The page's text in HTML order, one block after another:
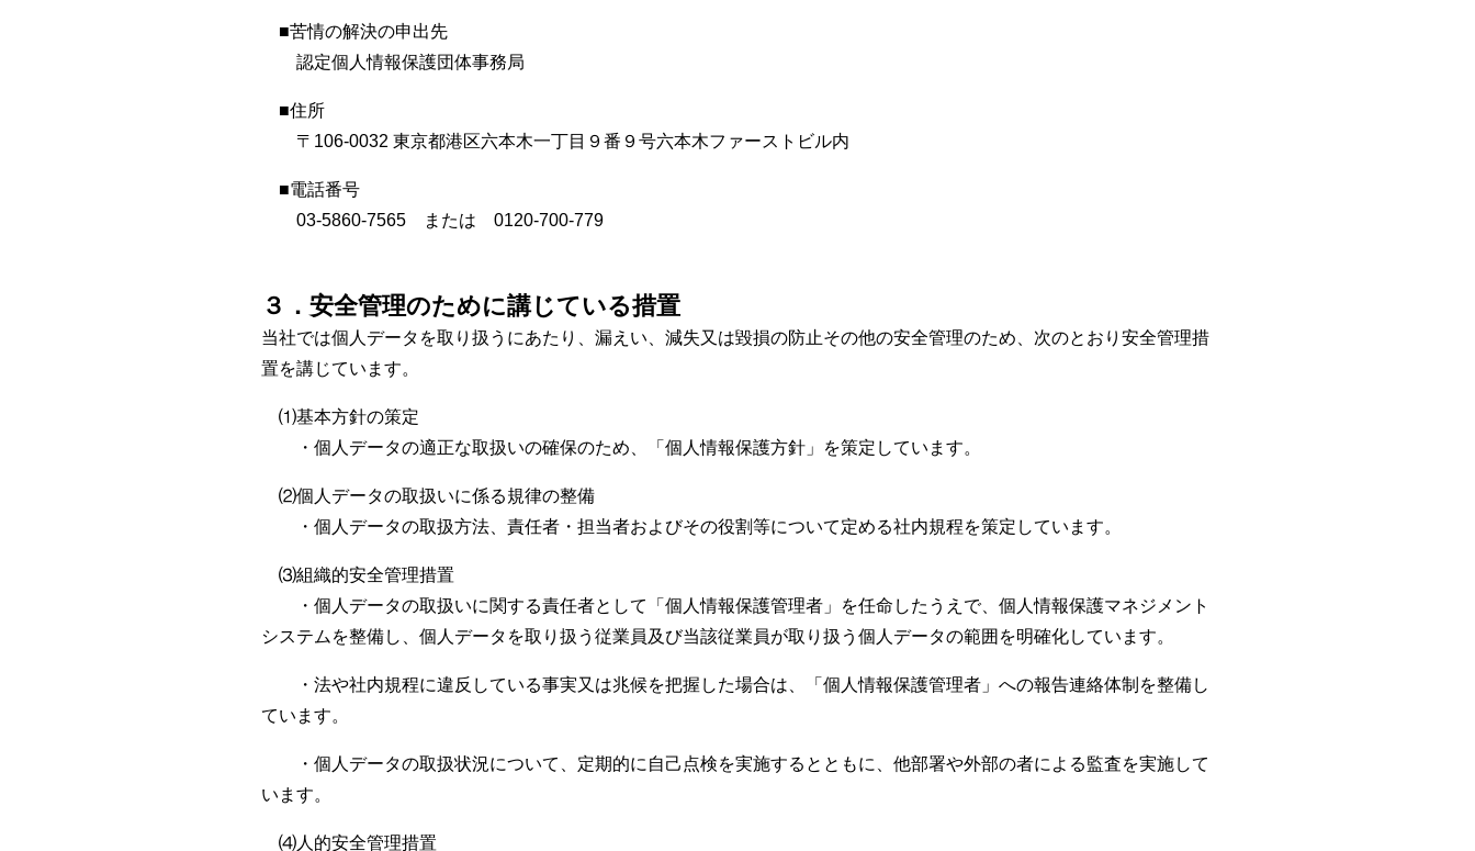
■苦情の解決の申出先
認定個人情報保護団体事務局
■住所
〒106-0032 東京都港区六本木一丁目９番９号六本木ファーストビル内
■電話番号
03-5860-7565 または 0120-700-779
３．安全管理のために講じている措置
当社では個人データを取り扱うにあたり、漏えい、減失又は毀損の防止その他の安全管理のため、次のとおり安全管理措
置を講じています。
⑴基本方針の策定
・個人データの適正な取扱いの確保のため、「個人情報保護方針」を策定しています。
⑵個人データの取扱いに係る規律の整備
・個人データの取扱方法、責任者・担当者およびその役割等について定める社内規程を策定しています。
⑶組織的安全管理措置
・個人データの取扱いに関する責任者として「個人情報保護管理者」を任命したうえで、個人情報保護マネジメント
システムを整備し、個人データを取り扱う従業員及び当該従業員が取り扱う個人データの範囲を明確化しています。
・法や社内規程に違反している事実又は兆候を把握した場合は、「個人情報保護管理者」への報告連絡体制を整備し
ています。
・個人データの取扱状況について、定期的に自己点検を実施するとともに、他部署や外部の者による監査を実施して
います。
⑷人的安全管理措置